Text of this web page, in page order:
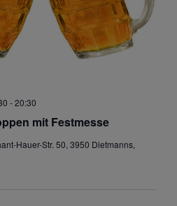
mit Festmesse
-20:30
Hauer-Str. 50, 3950 Dietmanns,